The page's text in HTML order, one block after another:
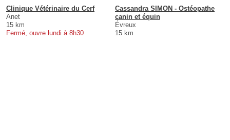
Clinique Vétérinaire du Cerf
Anet
15 km
Fermé, ouvre lundi à 8h30
Cassandra SIMON - Ostéopathe
canin et équin
Évreux
15 km